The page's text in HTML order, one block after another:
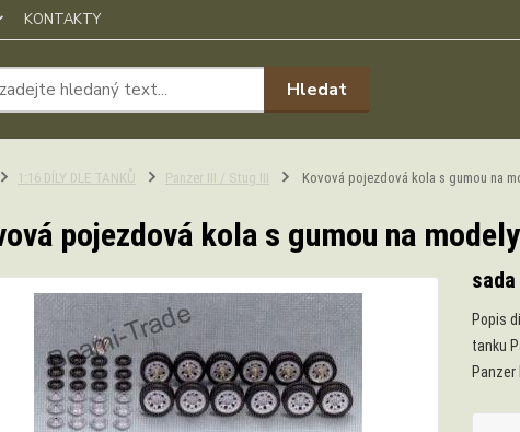
KONTAKTY
Hledat
1:16 DÍLY DLE TANKŮ Panzer III / Stug III Kovová pojezdová kola s gumou na
pojezdová kola s gumou na
Popis
tanku
Panzer